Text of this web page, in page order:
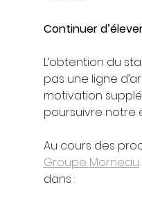
Continuer
L’obtention du
pas une ligne
motivation
poursuivre notre
Au cours des
Groupe Morneau
dans :